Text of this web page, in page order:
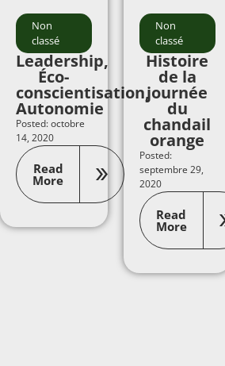
Non
classé
Leadership,
Éco-
conscientisation,
Autonomie
Posted: octobre
14, 2020
Read
More
Non
classé
Histoire
de la
journée
du
chandail
orange
Posted:
septembre 29,
2020
Read
More